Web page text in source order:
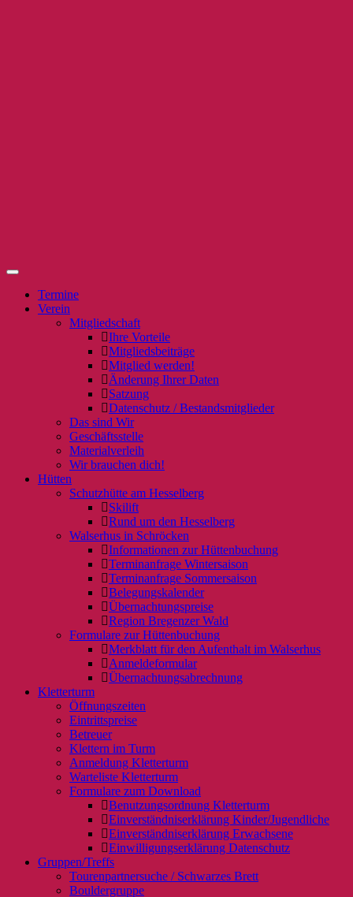
Termine
Verein
Mitgliedschaft
Ihre Vorteile
Mitgliedsbeiträge
Mitglied werden!
Änderung Ihrer Daten
Satzung
Datenschutz / Bestandsmitglieder
Das sind Wir
Geschäftsstelle
Materialverleih
Wir brauchen dich!
Hütten
Schutzhütte am Hesselberg
Skilift
Rund um den Hesselberg
Walserhus in Schröcken
Informationen zur Hüttenbuchung
Terminanfrage Wintersaison
Terminanfrage Sommersaison
Belegungskalender
Übernachtungspreise
Region Bregenzer Wald
Formulare zur Hüttenbuchung
Merkblatt für den Aufenthalt im Walserhus
Anmeldeformular
Übernachtungsabrechnung
Kletterturm
Öffnungszeiten
Eintrittspreise
Betreuer
Klettern im Turm
Anmeldung Kletterturm
Warteliste Kletterturm
Formulare zum Download
Benutzungsordnung Kletterturm
Einverständniserklärung Kinder/Jugendliche
Einverständniserklärung Erwachsene
Einwilligungserklärung Datenschutz
Gruppen/Treffs
Tourenpartnersuche / Schwarzes Brett
Bouldergruppe